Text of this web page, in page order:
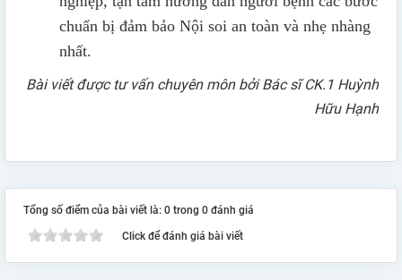
chuẩn bị đảm bảo Nội soi an toàn và nhẹ nhàng
nhất.
Bài viết được tư vấn chuyên môn bởiBác sĩ CK.1 Huỳnh
Hữu Hạnh
Tổng số điểm của bài viết là: 0 trong 0 đánh giá
Click để đánh giá bài viết